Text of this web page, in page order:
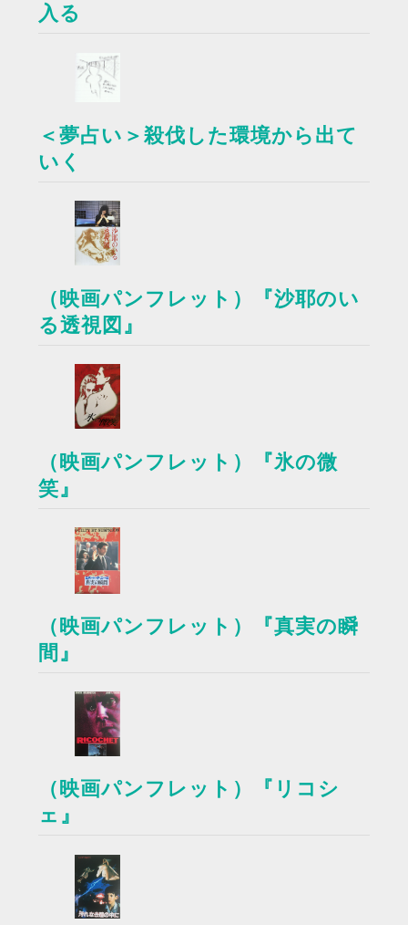
入る
＜夢占い＞殺伐した環境から出て
いく
（映画パンフレット）『沙耶のい
る透視図』
（映画パンフレット）『氷の微
笑』
（映画パンフレット）『真実の瞬
間』
（映画パンフレット）『リコシ
ェ』